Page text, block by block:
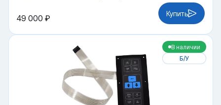
49 000 ₽ Купить
В наличии
Б/У